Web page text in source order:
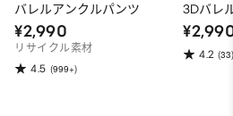
バレルアンクルパンツ
¥2,990
リサイクル素材
4.5 (999+)
3Dバレ
4.2 (33)